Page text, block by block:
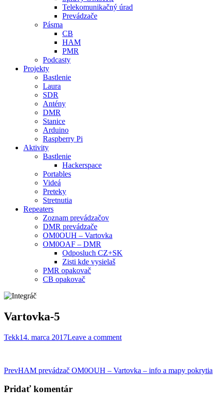
Telekomunikačný úrad
Prevádzače
Pásma
CB
HAM
PMR
Podcasty
Projekty
Bastlenie
Laura
SDR
Antény
DMR
Stanice
Arduino
Raspberry Pi
Aktivity
Bastlenie
Hackerspace
Portables
Videá
Preteky
Stretnutia
Repeaters
Zoznam prevádzačov
DMR prevádzače
OM0OUH – Vartovka
OM0OAF – DMR
Odposluch CZ+SK
Zisti kde vysielaš
PMR opakovač
CB opakovač
Vartovka-5
Tekk14. marca 2017Leave a comment
Post
navigation
PrevHAM prevádzač OM0OUH – Vartovka – info a mapy pokrytia
Pridať komentár